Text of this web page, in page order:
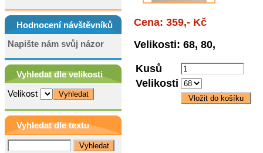
Hodnocení návštěvníků
Napište nám svůj názor
Vyhledat dle velikosti
Velikost
Vyhledat dle textu
Cena: 359,- Kč
Velikosti: 68, 80,
Kusů
Velikosti